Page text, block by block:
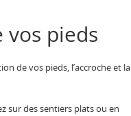
vos pieds
de vos pieds, l’accroche et la
sur des sentiers plats ou en